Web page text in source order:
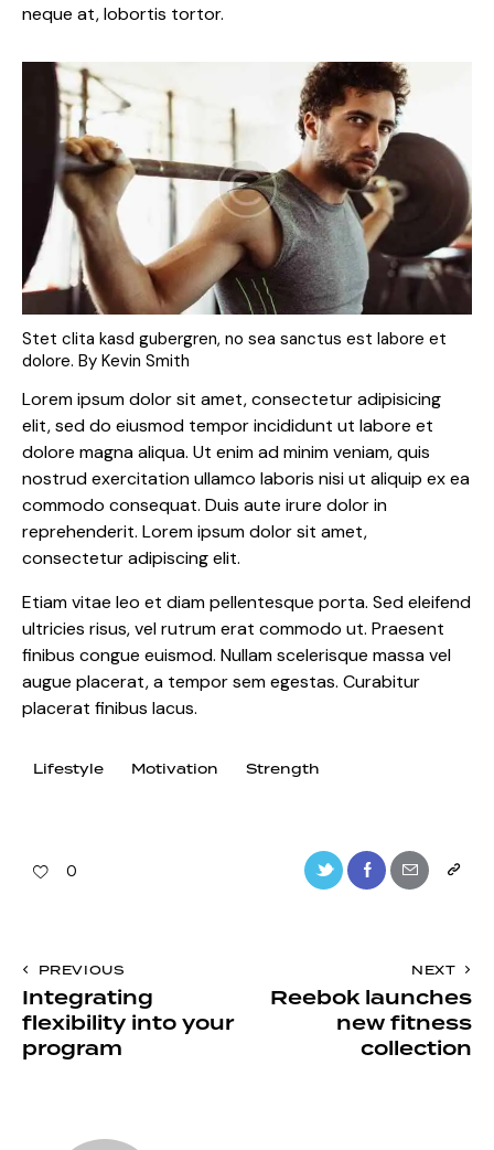
neque at, lobortis tortor.
Stet clita kasd gubergren, no sea sanctus est labore et
dolore. By Kevin Smith
Lorem ipsum dolor sit amet, consectetur adipisicing
elit, sed do eiusmod tempor incididunt ut labore et
dolore magna aliqua. Ut enim ad minim veniam, quis
nostrud exercitation ullamco laboris nisi ut aliquip ex ea
commodo consequat. Duis aute irure dolor in
reprehenderit. Lorem ipsum dolor sit amet,
consectetur adipiscing elit.
Etiam vitae leo et diam pellentesque porta. Sed eleifend
ultricies risus, vel rutrum erat commodo ut. Praesent
finibus congue euismod. Nullam scelerisque massa vel
augue placerat, a tempor sem egestas. Curabitur
placerat finibus lacus.
Lifestyle Motivation Strength
0
PREVIOUS
Integrating
flexibility into your
program
NEXT
Reebok launches
new fitness
collection